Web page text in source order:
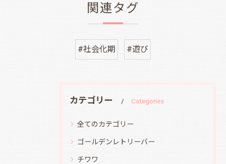
関連タグ
#社会化期 #遊び
カテゴリー Categories
全てのカテゴリー
ゴールデンレトリーバー
チワワ